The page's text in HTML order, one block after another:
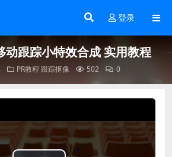
登录
动跟踪小特效合成 实用教程
PR教程 跟踪抠像 502 0